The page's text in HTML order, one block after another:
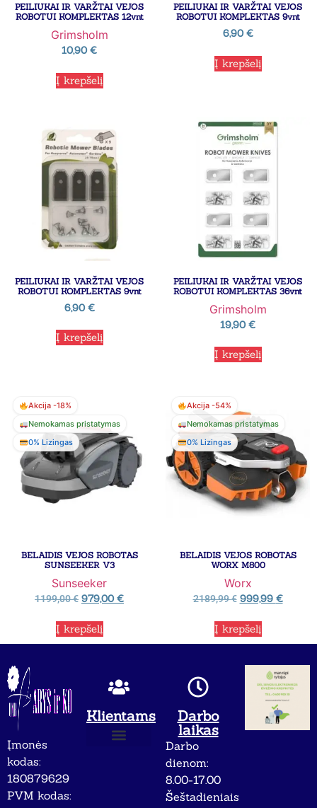
PEILIUKAI IR VARŽTAI VEJOS
ROBOTUI KOMPLEKTAS 12vnt
Grimsholm
10,90€
Į krepšelį
PEILIUKAI IR VARŽTAI VEJOS
ROBOTUI KOMPLEKTAS 9vnt
6,90€
Į krepšelį
PEILIUKAI IR VARŽTAI VEJOS
ROBOTUI KOMPLEKTAS 9vnt
6,90€
Į krepšelį
PEILIUKAI IR VARŽTAI VEJOS
ROBOTUI KOMPLEKTAS 36vnt
Grimsholm
19,90€
Į krepšelį
Akcija -18%
Nemokamas pristatymas
0% Lizingas
BELAIDIS VEJOS ROBOTAS
SUNSEEKER V3
Sunseeker
1199,00€ 979,00€
Į krepšelį
Akcija -54%
Nemokamas pristatymas
0% Lizingas
BELAIDIS VEJOS ROBOTAS
WORX M800
Worx
2189,99€ 999,99 €
Į krepšelį
Įmonės
kodas:
180879629
PVM kodas:
Klientams
Darbo
laikas
Darbo
dienom:
8.00-17.00
Šeštadieniais